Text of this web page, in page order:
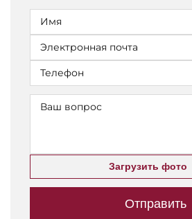
Загрузить фото
Отправить